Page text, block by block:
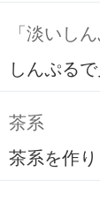
「淡いしん
しんぷる
茶系
茶系を作